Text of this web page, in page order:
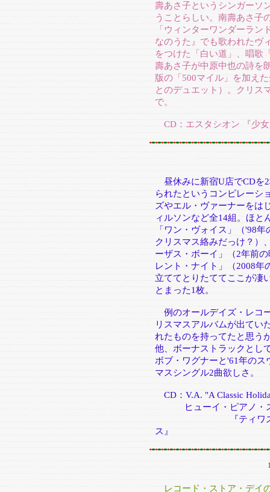
壽あさ子というシンガーソ
うことらしい。南壽あさ子
「ウィンターワンダーラ
なのうた』でも歌われたヴ
をつけた「白い道」、唱歌
壽あさ子が中原中也の詩を
版の「500マイル」を加え
とのデュエット）。クリス
で。
CD：エスタシオン 『少
昼休みに新宿U店でCDを
られたというコンピレーシ
ズやエル・ヴァーナーをは
ィルソンなど全14組。ほと
「ワン・ヴォイス」（'98
クリスマス絡みだっけ？）
ーザス・ボーイ」（2年前
レント・ナイト」（2008年
立ててとりたててここが凄
とまった1枚。
例のオールデイズ・レコ
リスマスアルバムが出てい
れたものを持ってたと思う
他、ボーナストラックとし
ボブ・ワグナーと'61年の
マスシングル2曲欲しさ。
CD：V.A. "A Classic
ヒューイ・ピアノ・ス
『ティワズ・ザ・
ス』
レコード・ストア・デイ